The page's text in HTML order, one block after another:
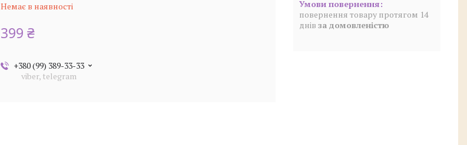
Немає в наявності
399 ₴
+380 (99) 389-33-33
viber, telegram
повернення товару протягом 14
днів за домовленістю